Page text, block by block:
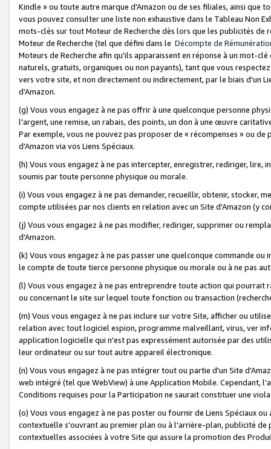
Kindle » ou toute autre marque d'Amazon ou de ses filiales, ainsi que
vous pouvez consulter une liste non exhaustive dans le Tableau Non
mots-clés sur tout Moteur de Recherche dès lors que les publicités de
Moteur de Recherche (tel que défini dans le Décompte de
Moteurs de Recherche afin qu'ils apparaissent en réponse à un mot-
naturels, gratuits, organiques ou non payants), tant que vous
vers votre site, et non directement ou indirectement, par le biais d'un
d'Amazon.
(g) Vous vous engagez à ne pas offrir à une quelconque personne
l'argent, une remise, un rabais, des points, un don à une œuvre
Par exemple, vous ne pouvez pas proposer de « récompenses » ou
d'Amazon via vos Liens Spéciaux.
(h) Vous vous engagez à ne pas intercepter, enregistrer, rediriger,
soumis par toute personne physique ou morale.
(i) Vous vous engagez à ne pas demander, recueillir, obtenir, stocker,
compte utilisées par nos clients en relation avec un Site d'Amazon (y
(j) Vous vous engagez à ne pas modifier, rediriger, supprimer ou
d'Amazon.
(k) Vous vous engagez à ne pas passer une quelconque commande
le compte de toute tierce personne physique ou morale ou à ne pas
(l) Vous vous engagez à ne pas entreprendre toute action qui
ou concernant le site sur lequel toute fonction ou transaction
(m) Vous vous engagez à ne pas inclure sur votre Site, afficher ou
relation avec tout logiciel espion, programme malveillant, virus, ver
application logicielle qui n'est pas expressément autorisée par des
leur ordinateur ou sur tout autre appareil électronique.
(n) Vous vous engagez à ne pas intégrer tout ou partie d'un Site
web intégré (tel que WebView) à une Application Mobile. Cependant,
Conditions requises pour la Participation ne saurait constituer une
(o) Vous vous engagez à ne pas poster ou fournir de Liens Spéciaux
contextuelle s'ouvrant au premier plan ou à l'arrière-plan, publicité
contextuelles associées à votre Site qui assure la promotion des